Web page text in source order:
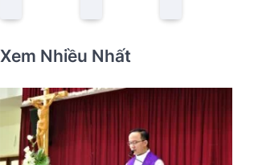
Xem Nhiều Nhất